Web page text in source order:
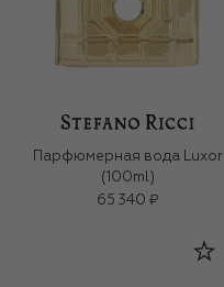
Парфюмерная вода Luxor
(100ml)
65 340 ₽